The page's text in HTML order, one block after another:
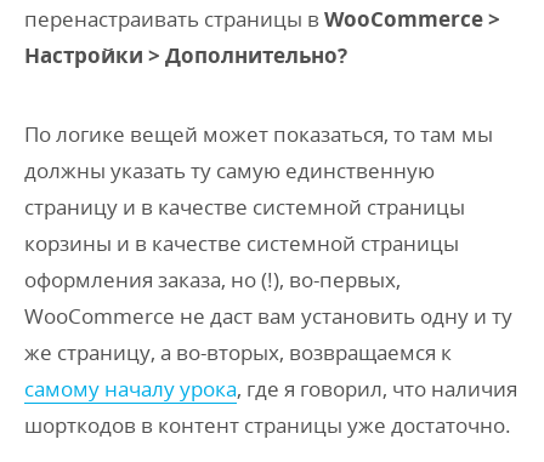
перенастраивать страницы в WooCommerce >
Настройки > Дополнительно?
По логике вещей может показаться, то там мы
должны указать ту самую единственную
страницу и в качестве системной страницы
корзины и в качестве системной страницы
оформления заказа, но (!), во-первых,
WooCommerce не даст вам установить одну и ту
же страницу, а во-вторых, возвращаемся к
самому началу урока, где я говорил, что наличия
шорткодов в контент страницы уже достаточно.